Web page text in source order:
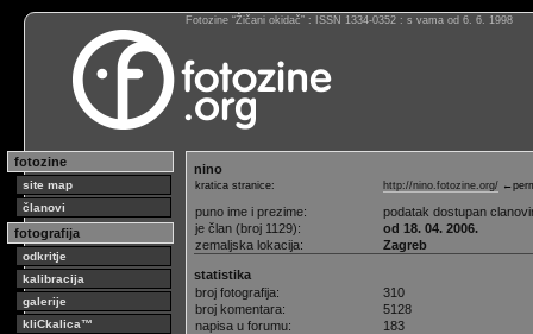
Fotozine “Žičani okidač” : ISSN 1334-0352 : s vama od 6. 6. 1998
fotozine
site map
članovi
fotografija
odkritje
kalibracija
galerije
kliCkalica™
nino
kratica stranice: http://nino.fotozine.org/
puno ime i prezime:
podatak dostupan
je član (broj 1129):
od 18. 04. 2006.
zemaljska lokacija:
Zagreb
statistika
broj fotografija:
310
broj komentara:
5128
napisa u forumu:
183